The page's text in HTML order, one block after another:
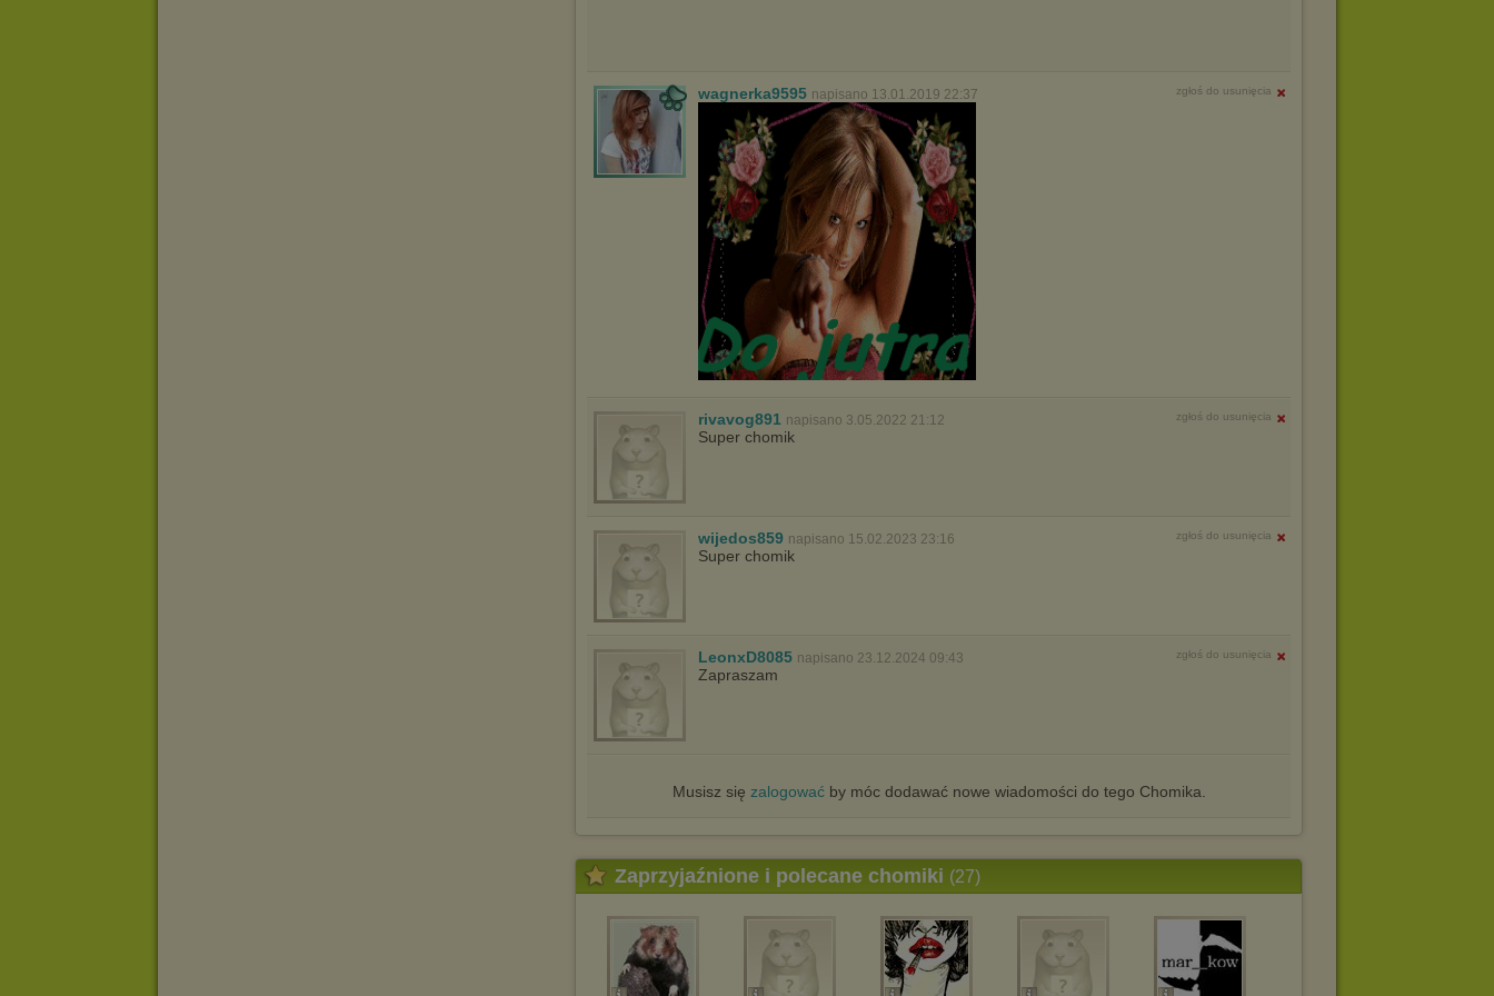
wagnerka9595 napisano 13.01.2019 22:37 zgłoś do usunięcia
rivavog891 napisano 3.05.2022 21:12 zgłoś do usunięcia
Super chomik
wijedos859 napisano 15.02.2023 23:16 zgłoś do usunięcia
Super chomik
LeonxD8085 napisano 23.12.2024 09:43 zgłoś do usunięcia
Zapraszam
Musisz się zalogowaćby móc dodawać nowe wiadomości do tego Chomika.
Zaprzyjaźnione i polecane chomiki (27)